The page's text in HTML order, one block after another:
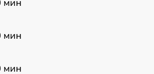
мин
мин
мин